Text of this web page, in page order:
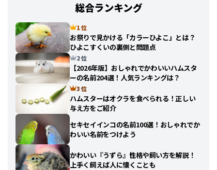
総合ランキング
1 位
お祭りで見かける「カラーひよこ」とは？
ひよこすくいの裏側と問題点
2 位
【2026年版】おしゃれでかわいいハムスタ
ーの名前204選！人気ランキングは？
3 位
ハムスターはオクラを食べられる！正しい
与え方をご紹介
セキセイインコの名前100選！おしゃれでか
わいい名前をつけよう
かわいい『うずら』性格や飼い方を解説！
上手く飼えば人に懐くことも